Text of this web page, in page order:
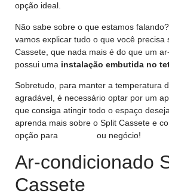
opção ideal.
Não sabe sobre o que estamos
vamos explicar tudo o que você precisa
Cassete, que nada mais é do que um
possui uma instalação embutida no
Sobretudo, para manter a temperatura
agradável, é necessário optar por um
que consiga atingir todo o espaço
aprenda mais sobre o Split Cassete e
opção para
ou negócio!
Ar-condicionado
Cassete